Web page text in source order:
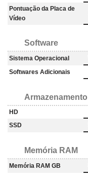
Pontuação da Placa de
Vídeo
Software
Sistema Operacional
Softwares Adicionais
Armazenamento
HD
SSD
Memória RAM
Memória RAM GB